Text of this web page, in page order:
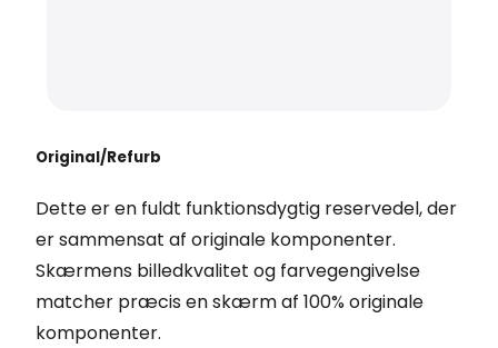
Original/Refurb
Dette er en fuldt funktionsdygtig reservedel, der
er sammensat af originale komponenter.
Skærmens billedkvalitet og farvegengivelse
matcher præcis en skærm af 100% originale
komponenter.